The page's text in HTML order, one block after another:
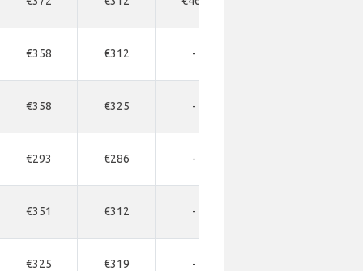
€358 €312 -
€358 €325 -
€293 €286 -
€351 €312 -
€325 €319 -